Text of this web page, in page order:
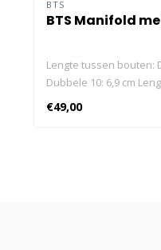
BTS
BTS Manifold
Lengte tussen bouten:
Dubbele 10: 6,9 cm
€49,00